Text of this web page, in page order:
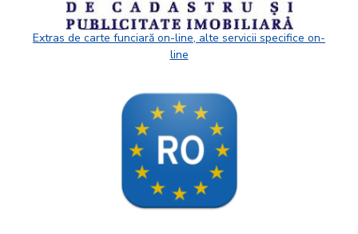
Extras de carte funciară on-line, alte servicii specifice on-
line